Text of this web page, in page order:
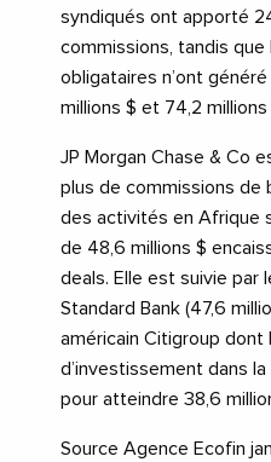
syndiqués ont apporté
commissions, tandis
obligataires n’ont
millions $ et 74,2 millions
JP Morgan Chase & Co
plus de commissions de
des activités en Afrique
de 48,6 millions $
deals. Elle est suivie par
Standard Bank (47,6
américain Citigroup dont
d’investissement dans
pour atteindre 38,6
Source Agence Ecofin